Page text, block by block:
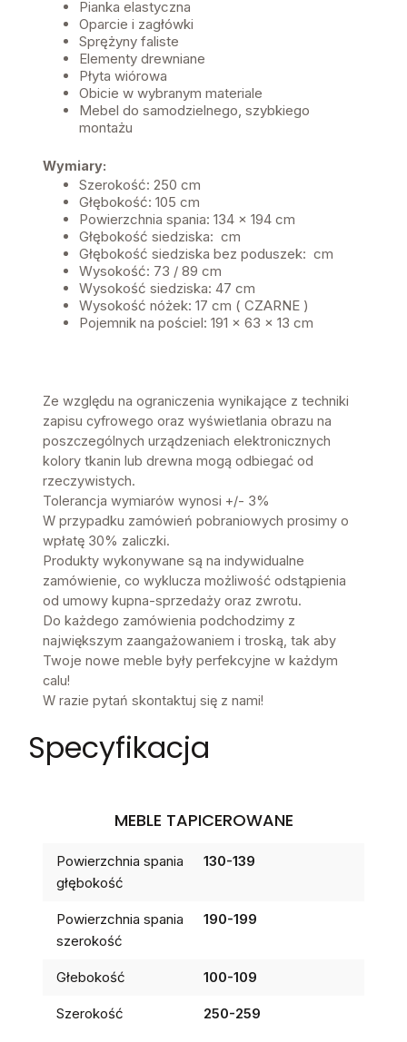
Pianka elastyczna
Oparcie i zagłówki
Sprężyny faliste
Elementy drewniane
Płyta wiórowa
Obicie w wybranym materiale
Mebel do samodzielnego, szybkiego
montażu
Wymiary:
Szerokość: 250 cm
Głębokość: 105 cm
Powierzchnia spania: 134 x 194 cm
Głębokość siedziska: cm
Głębokość siedziska bez poduszek: cm
Wysokość: 73 / 89 cm
Wysokość siedziska: 47 cm
Wysokość nóżek: 17 cm ( CZARNE )
Pojemnik na pościel: 191 x 63 x 13 cm
Ze względu na ograniczenia wynikające z techniki
zapisu cyfrowego oraz wyświetlania obrazu na
poszczególnych urządzeniach elektronicznych
kolory tkanin lub drewna mogą odbiegać od
rzeczywistych.
Tolerancja wymiarów wynosi +/- 3%
W przypadku zamówień pobraniowych prosimy o
wpłatę 30% zaliczki.
Produkty wykonywane są na indywidualne
zamówienie, co wyklucza możliwość odstąpienia
od umowy kupna-sprzedaży oraz zwrotu.
Do każdego zamówienia podchodzimy z
największym zaangażowaniem i troską, tak aby
Twoje nowe meble były perfekcyjne w każdym
calu!
W razie pytań skontaktuj się z nami!
Specyfikacja
MEBLE TAPICEROWANE
Powierzchnia spania
głębokość
130-139
Powierzchnia spania
szerokość
190-199
Głebokość 100-109
Szerokość 250-259